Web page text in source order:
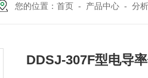
您的位置： 首页 - 产品中心 - 分
DDSJ-307F型电导